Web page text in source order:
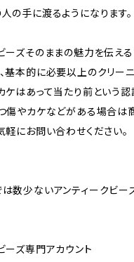
の手に渡るようになります。
ーズそのままの魅力を伝え
基本的に必要以上のクリー
ケはあって当たり前という
傷やカケなどがある場合は
軽にお問い合わせください。
数少ないアンティークビー
ーズ専門アカウント